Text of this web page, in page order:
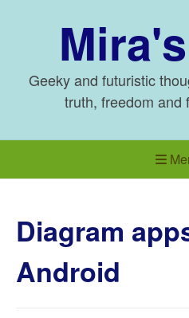
Geeky and futuristic
truth, freedom and
Diagram
Android